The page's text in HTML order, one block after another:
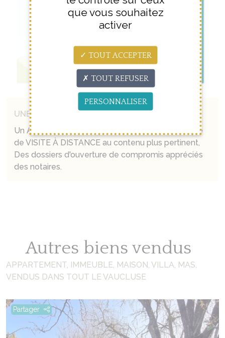
UNE PRESTATION DIFFÉRENTE
Un AVIS DE VALEUR qui sort du lot, Une technique
de VISITE À DISTANCE au contenu plus pertinent,
Des dossiers d'ouverture de compromis appréciés
des notaires.
Autres biens vendus
APPARTEMENT, IMMEUBLE, MAISON, VILLA, MAS,
VENDUS DANS TOUT LE VAUCLUSE
Partager
que vous souhaitez
activer
TOUT ACCEPTER
TOUT REFUSER
PERSONNALISER